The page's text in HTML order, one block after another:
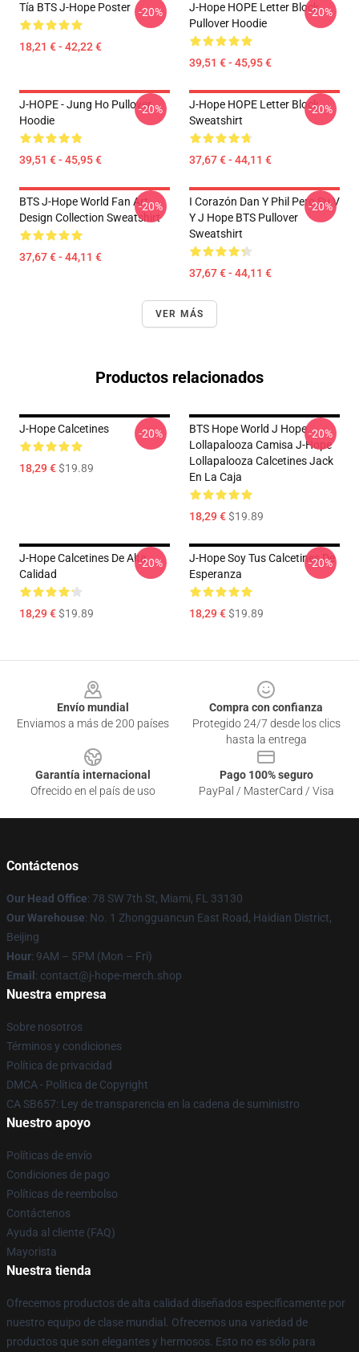
Tía BTS J-Hope Poster
18,21 € - 42,22 €
-20%
J-Hope HOPE Letter Block
Pullover Hoodie
39,51 € - 45,95 €
-20%
J-HOPE - Jung Ho Pullover
Hoodie
39,51 € - 45,95 €
-20%
J-Hope HOPE Letter Block
Sweatshirt
37,67 € - 44,11 €
-20%
BTS J-Hope World Fan Art
Design Collection Sweatshirt
37,67 € - 44,11 €
-20%
I Corazón Dan Y Phil Pero Su V
Y J Hope BTS Pullover
Sweatshirt
37,67 € - 44,11 €
-20%
VER MÁS
Productos relacionados
J-Hope Calcetines
18,29 €$19.89
-20%
BTS Hope World J Hope
Lollapalooza Camisa J-Hope
Lollapalooza Calcetines Jack
En La Caja
18,29 €$19.89
-20%
J-Hope Calcetines De Alta
Calidad
18,29 €$19.89
-20%
J-Hope Soy Tus Calcetines De
Esperanza
18,29 €$19.89
-20%
Envío mundial
Enviamos a más de 200 países
Compra con confianza
Protegido 24/7 desde los clics
hasta la entrega
Garantía internacional
Ofrecido en el país de uso
Pago 100% seguro
PayPal / MasterCard / Visa
Contáctenos
Our Head Office: 78 SW 7th St, Miami, FL 33130
Our Warehouse: No. 1 Zhongguancun East Road, Haidian District,
Beijing
Hour: 9AM – 5PM (Mon – Fri)
Email : contact@j-hope-merch.shop
Nuestra empresa
Sobre nosotros
Términos y condiciones
Política de privacidad
DMCA - Política de Copyright
CA SB657: Ley de transparencia en la cadena de suministro
Nuestro apoyo
Políticas de envío
Condiciones de pago
Políticas de reembolso
Contáctenos
Ayuda al cliente (FAQ)
Mayorista
Nuestra tienda
Ofrecemos productos de alta calidad diseñados específicamente por
nuestro equipo de clase mundial. Ofrecemos una variedad de
productos que son elegantes y hermosos. Esto no es sólo para